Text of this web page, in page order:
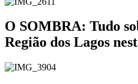
O SOMBRA: Tudo
Região dos Lagos